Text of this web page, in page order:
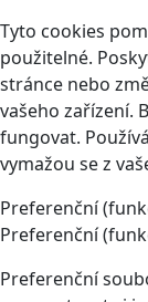
Tyto cookies
použitelné.
stránce nebo
vašeho zařízení.
fungovat.
vymažou se z
Preferenční
Preferenční
Preferenční